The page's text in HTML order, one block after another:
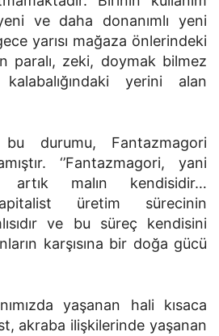
ve daha donanımlı yeni
yarısı mağaza önlerindeki
paralı, zeki, doymak bilmez
kalabalığındaki yerini alan
durumu, Fantazmagori
‘’Fantazmagori, yani
artık malın kendisidir…
üretim sürecinin
ve bu süreç kendisini
karşısına bir doğa gücü
yaşanan hali kısaca
akraba ilişkilerinde yaşanan